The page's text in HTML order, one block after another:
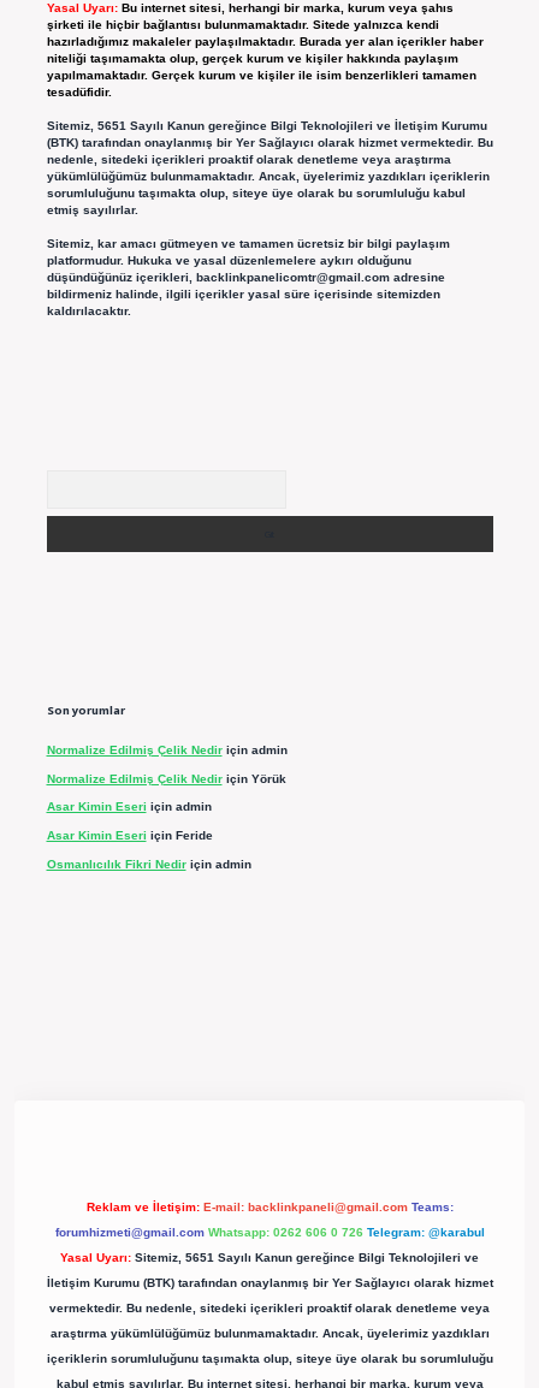
Yasal Uyarı: Bu internet sitesi, herhangi bir marka, kurum veya şahıs
şirketi ile hiçbir bağlantısı bulunmamaktadır. Sitede yalnızca kendi
hazırladığımız makaleler paylaşılmaktadır. Burada yer alan içerikler haber
niteliği taşımamakta olup, gerçek kurum ve kişiler hakkında paylaşım
yapılmamaktadır. Gerçek kurum ve kişiler ile isim benzerlikleri tamamen
tesadüfidir.
Sitemiz, 5651 Sayılı Kanun gereğince Bilgi Teknolojileri ve İletişim Kurumu
(BTK) tarafından onaylanmış bir Yer Sağlayıcı olarak hizmet vermektedir. Bu
nedenle, sitedeki içerikleri proaktif olarak denetleme veya araştırma
yükümlülüğümüz bulunmamaktadır. Ancak, üyelerimiz yazdıkları içeriklerin
sorumluluğunu taşımakta olup, siteye üye olarak bu sorumluluğu kabul
etmiş sayılırlar.
Sitemiz, kar amacı gütmeyen ve tamamen ücretsiz bir bilgi paylaşım
platformudur. Hukuka ve yasal düzenlemelere aykırı olduğunu
düşündüğünüz içerikleri, backlinkpanelicomtr@gmail.comadresine
bildirmeniz halinde, ilgili içerikler yasal süre içerisinde sitemizden
kaldırılacaktır.
Son yorumlar
Normalize Edilmiş Çelik Nediriçin admin
Normalize Edilmiş Çelik Nediriçin Yörük
Asar Kimin Eseri için admin
Asar Kimin Eseri için Feride
Osmanlıcılık Fikri Nediriçin admin
Reklam ve İletişim: E-mail: backlinkpaneli@gmail.com Teams:
forumhizmeti@gmail.com Whatsapp: 0262 606 0 726 Telegram: @karabul
Yasal Uyarı: Sitemiz, 5651 Sayılı Kanun gereğince Bilgi Teknolojileri ve
İletişim Kurumu (BTK) tarafından onaylanmış bir Yer Sağlayıcı olarak hizmet
vermektedir. Bu nedenle, sitedeki içerikleri proaktif olarak denetleme veya
araştırma yükümlülüğümüz bulunmamaktadır. Ancak, üyelerimiz yazdıkları
içeriklerin sorumluluğunu taşımakta olup, siteye üye olarak bu sorumluluğu
kabul etmiş sayılırlar. Bu internet sitesi, herhangi bir marka, kurum veya